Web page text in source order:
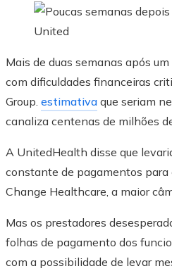
Mais de duas semanas após
com dificuldades financeiras
Group. estimativa que seriam
canaliza centenas de milhões
A UnitedHealth disse que
constante de pagamentos
Change Healthcare, a maior
Mas os prestadores
folhas de pagamento dos
com a possibilidade de levar